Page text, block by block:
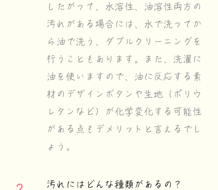
したがって、水溶性、油溶性両方の
汚れがある場合には、水で洗ってか
ら油で洗う、ダブルクリーニングを
行うこともあります。また、洗濯に
油を使いますので、油に反応する素
材のデザインボタンや生地（ポリウ
レタンなど）が化学変化する可能性
がある点もデメリットと言えるでし
ょう。
汚れにはどんな種類があるの？